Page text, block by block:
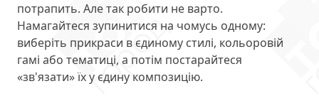
потрапить. Але так робити не варто.
Намагайтеся зупинитися на чомусь одному:
виберіть прикраси в єдиному стилі, кольоровій
гамі або тематиці, а потім постарайтеся
«зв'язати» їх у єдину композицію.